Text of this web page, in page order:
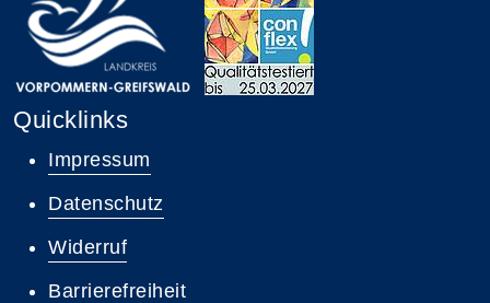
Quicklinks
Impressum
Datenschutz
Widerruf
Barrierefreiheit